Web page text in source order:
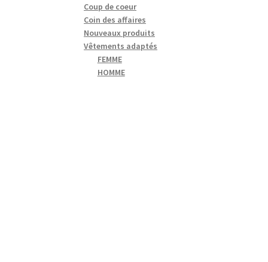
Coup de coeur
Coin des affaires
Nouveaux produits
Vêtements adaptés
FEMME
HOMME